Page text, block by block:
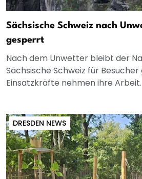
Sächsische Schweiz nach
gesperrt
Nach dem Unwetter bleibt der
Sächsische Schweiz für
Einsatzkräfte nehmen ihre
DRESDEN NEWS